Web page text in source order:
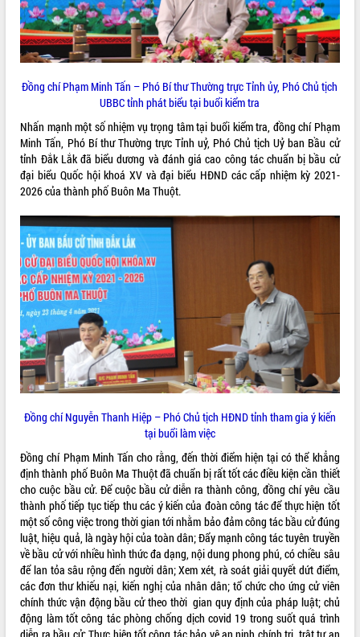
Đồng chí Phạm Minh Tấn – Phó Bí thư Thường trực Tỉnh ủy, Phó Chủ tịch
UBBC tỉnh phát biểu tại buổi kiểm tra
Nhấn mạnh một số nhiệm vụ trọng tâm tại buổi kiểm tra, đồng chí Phạm
Minh Tấn, Phó Bí thư Thường trực Tỉnh uỷ, Phó Chủ tịch Uỷ ban Bầu cử
tỉnh Đắk Lắk đã biểu dương và đánh giá cao công tác chuẩn bị bầu cử
đại biểu Quốc hội khoá XV và đại biểu HĐND các cấp nhiệm kỳ 2021-
2026 của thành phố Buôn Ma Thuột.
Đồng chí Nguyễn Thanh Hiệp – Phó Chủ tịch HĐND tỉnh tham gia ý kiến
tại buổi làm việc
Đồng chí Phạm Minh Tấn cho rằng, đến thời điểm hiện tại có thể khẳng
định thành phố Buôn Ma Thuột đã chuẩn bị rất tốt các điều kiện cần thiết
cho cuộc bầu cử. Để cuộc bầu cử diễn ra thành công, đồng chí yêu cầu
thành phố tiếp tục tiếp thu các ý kiến của đoàn công tác để thực hiện tốt
một số công việc trong thời gian tới nhằm bảo đảm công tác bầu cử đúng
luật, hiệu quả, là ngày hội của toàn dân; Đẩy mạnh công tác tuyên truyền
về bầu cử với nhiều hình thức đa dạng, nội dung phong phú, có chiều sâu
để lan tỏa sâu rộng đến người dân; Xem xét, rà soát giải quyết dứt điểm,
các đơn thư khiếu nại, kiến nghị của nhân dân; tổ chức cho ứng cử viên
chính thức vận động bầu cử theo thời gian quy định của pháp luật; chủ
động làm tốt công tác phòng chống dịch covid 19 trong suốt quá trình
diễn ra bầu cử; Thực hiện tốt công tác bảo vệ an ninh chính trị, trật tự an